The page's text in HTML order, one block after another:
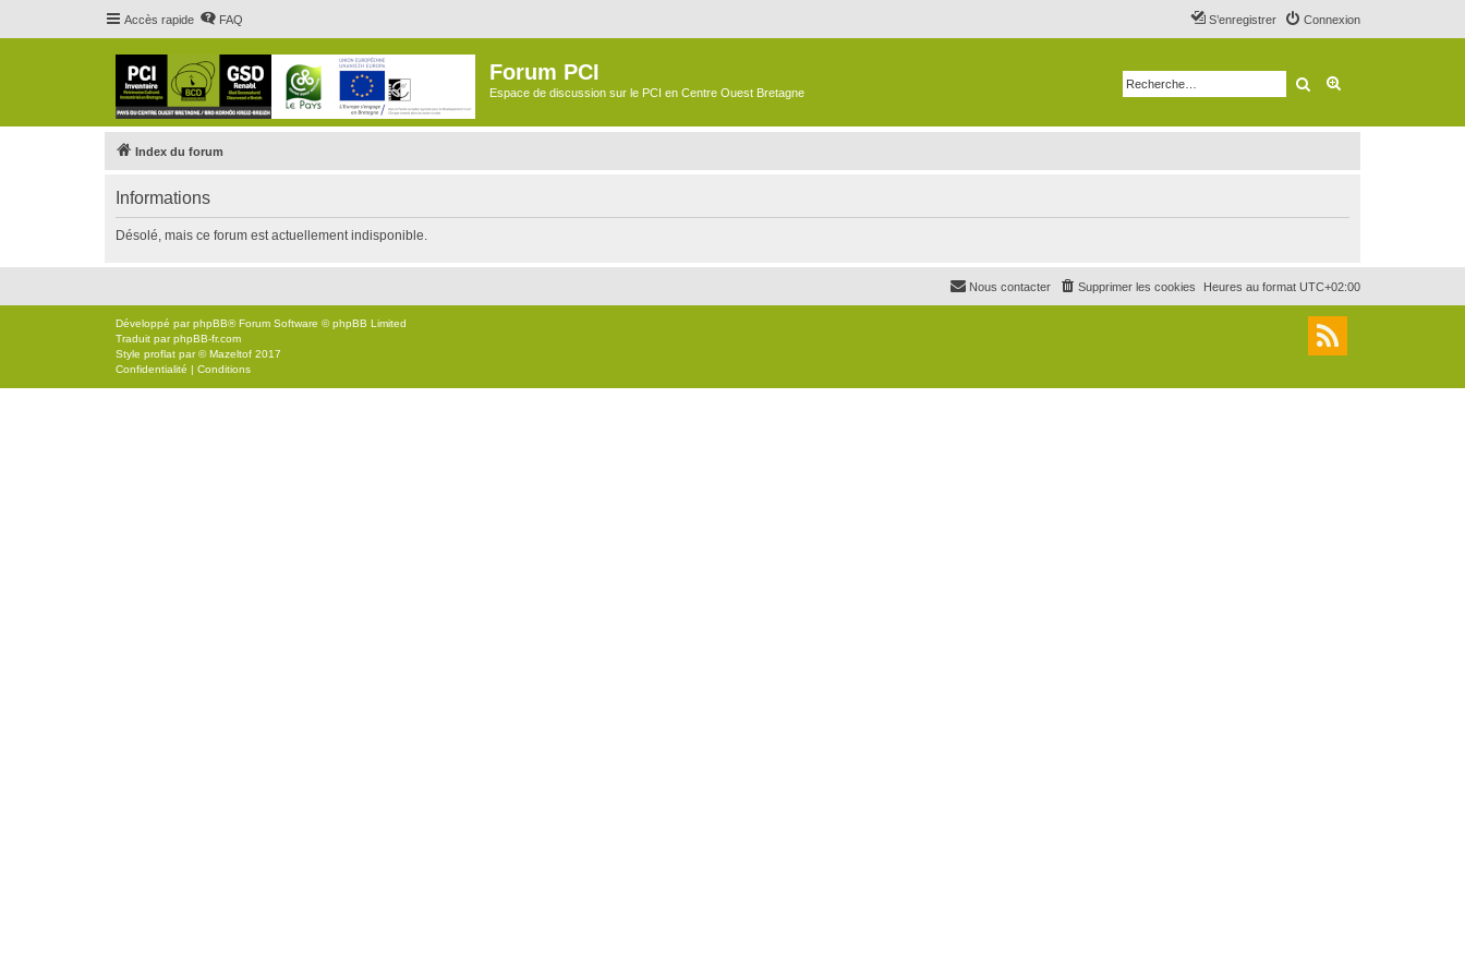
Accès rapide FAQ Connexion
S’enregistrer
Forum PCI
Espace de discussion sur le PCI en Centre Ouest Bretagne Rechercher
Index du forum
Informations
Désolé, mais ce forum est actuellement indisponible.
Heures au format UTC+02:00
Supprimer les cookies
Nous contacter
Développé parphpBB® Forum Software © phpBB Limited
Traduit parphpBB-fr.com
Style proflat par ©Mazeltof 2017
Confidentialité | Conditions